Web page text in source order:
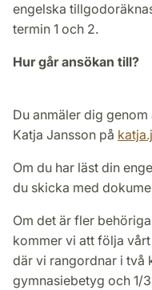
engelska
termin 1 och 2.
Hur går ansökan till?
Du anmäler dig
Katja Jansson på
Om du har läst din
du skicka med
Om det är fler
kommer vi att följa
där vi rangordnar i två
gymnasiebetyg och 1/